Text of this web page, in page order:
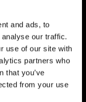
and ads, to
our traffic.
use of our site with
partners who
that you’ve
from your use